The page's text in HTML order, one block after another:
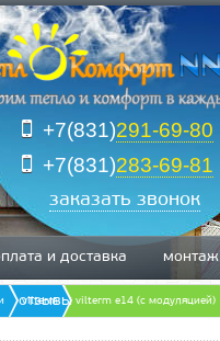
+7(831)291-69-80
+7(831)283-69-81
заказать звонок
и доставка монтаж
отзывы
vilterm vilterm e14 (с модуляцией)